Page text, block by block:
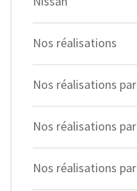
Nos réalisations
Nos réalisations
Nos réalisations
Nos réalisations